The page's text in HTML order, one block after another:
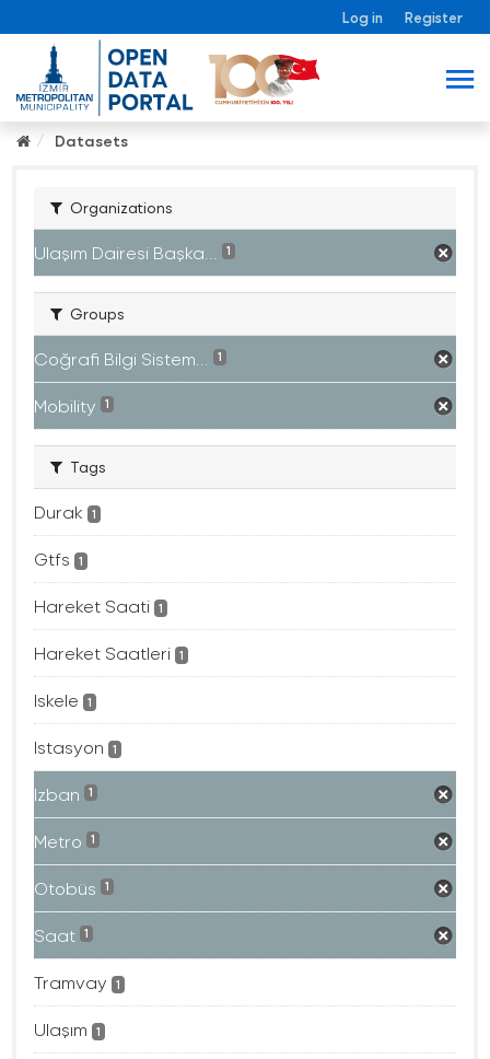
Log in Register
Datasets
Organizations
Ulaşım Dairesi Başka... 1
Groups
Coğrafi Bilgi Sistem... 1
Mobility 1
Tags
Durak 1
Gtfs 1
Hareket Saati 1
Hareket Saatleri 1
Iskele 1
Istasyon 1
Izban 1
Metro 1
Otobüs 1
Saat 1
Tramvay 1
Ulaşım 1